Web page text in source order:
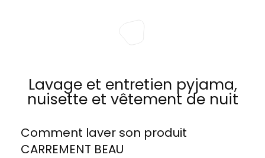
Lavage et entretien pyjama,
nuisette et vêtement de nuit
Comment laver son produit
CARREMENT BEAU